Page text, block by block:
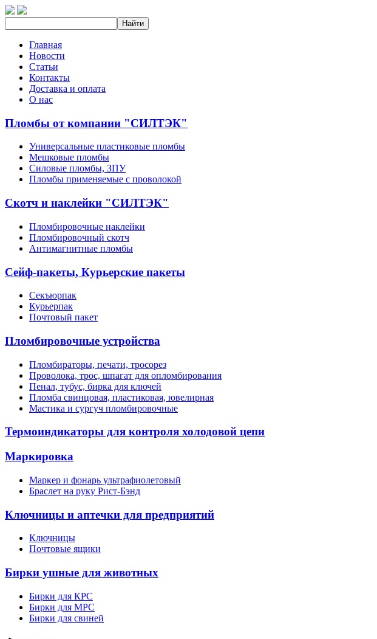
Главная
Новости
Статьи
Контакты
Доставка и оплата
О нас
Пломбы от компании "СИЛТЭК"
Универсальные пластиковые пломбы
Мешковые пломбы
Силовые пломбы, ЗПУ
Пломбы применяемые с проволокой
Скотч и наклейки "СИЛТЭК"
Пломбировочные наклейки
Пломбировочный скотч
Антимагнитные пломбы
Сейф-пакеты, Курьерские пакеты
Секъюрпак
Курьерпак
Почтовый пакет
Пломбировочные устройства
Пломбираторы, печати, тросорез
Проволока, трос, шпагат для опломбирования
Пенал, тубус, бирка для ключей
Пломба свинцовая, пластиковая, ювелирная
Мастика и сургуч пломбировочные
Термоиндикаторы для контроля холодовой цепи
Маркировка
Маркер и фонарь ультрафиолетовый
Браслет на руку Рист-Бэнд
Ключницы и аптечки для предприятий
Ключницы
Почтовые ящики
Бирки ушные для животных
Бирки для КРС
Бирки для МРС
Бирки для свиней